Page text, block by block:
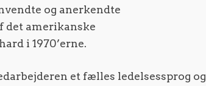
og anerkendte
det amerikanske
i 1970’erne.
et fælles ledelsessprog og